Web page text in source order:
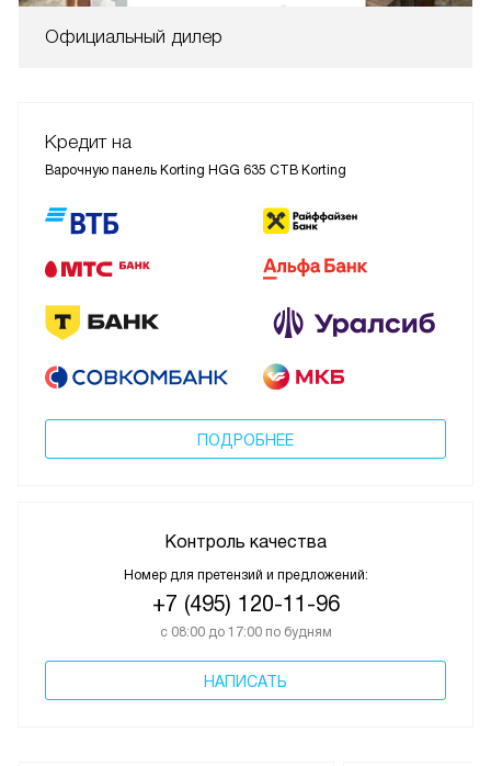
Официальный дилер
Кредит на
Варочную панель Korting HGG 635 CTB Korting
ПОДРОБНЕЕ
Контроль качества
Номер для претензий и предложений:
+7 (495) 120-11-96
с 08:00 до 17:00 по будням
НАПИСАТЬ